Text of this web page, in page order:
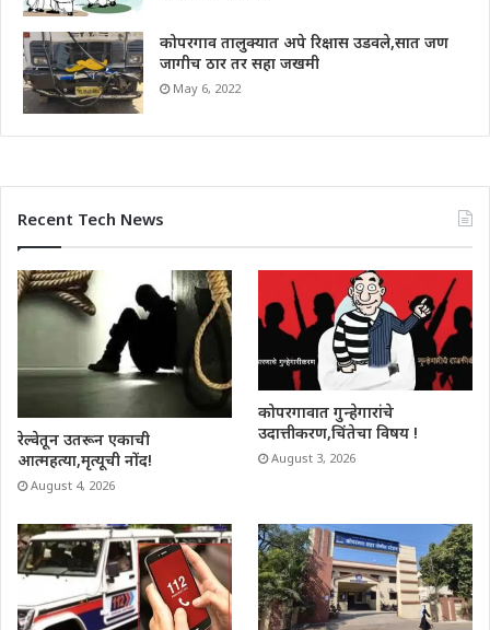
कोपरगाव तालुक्यात अपे रिक्षास उडवले,सात जण
जागीच ठार तर सहा जखमी
May 6, 2022
Recent Tech News
रेल्वेतून उतरून एकाची
आत्महत्या,मृत्यूची नोंद!
August 4, 2026
कोपरगावात गुन्हेगारांचे
उदात्तीकरण,चिंतेचा विषय !
August 3, 2026